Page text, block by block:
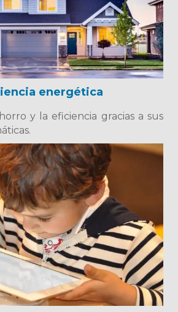
energética
y la eficiencia gracias a sus